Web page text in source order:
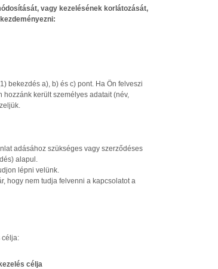
vagy kezelésének korlátozását,
bekezdés a), b) és c) pont. Ha Ön felveszi
került személyes adatait (név,
adásához szükséges vagy szerződéses
alapul.
lépni velünk.
hogy nem tudja felvenni a kapcsolatot a
célja:
célja